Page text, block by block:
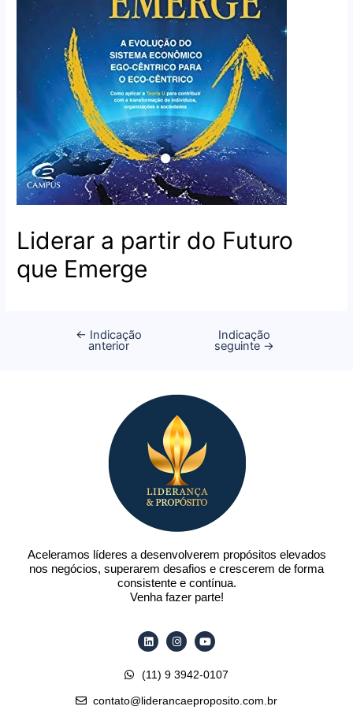
Liderar a partir do Futuro
que Emerge
← Indicação
anterior
Indicação
seguinte →
Aceleramos líderes a desenvolverem propósitos elevados
nos negócios, superarem desafios e crescerem de forma
consistente e contínua.
Venha fazer parte!
LinkedinInstagramYoutube
(11) 9 3942-0107
contato@liderancaeproposito.com.br